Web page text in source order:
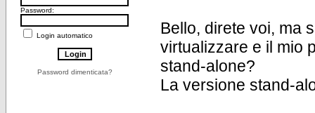
Password:
Login automatico
Password dimenticata?
Bello, direte voi, ma
virtualizzare e il mio
stand-alone?
La versione stand-